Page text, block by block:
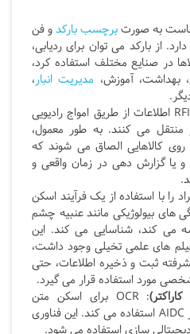
به صورتبرچسب بارکدو فن
از بارکد می توان برای ردیابی،
در صنایع مختلف استفاده کرد،
بهداشت، آموزش، مدیریت انبار،
اطلاعات از طریق امواج رادیویی
می کنند. به طور معمول،
روی کالاهایی الصاق می شوند که
و یا گزارش دهی در زمان واقعی و
را با استفاده از یک فرآیند اسکن
بیولوژیکی مانند عنبیه چشم
می کند، شناسایی می کند. این
های علمی تخیلی وجود داشت،
ثبت و ذخیره اطلاعات، حتی
مورد استفاده قرار می گیرد.
: OCR
برای اسکن متن
AIDC استفاده می کند. این فناوری